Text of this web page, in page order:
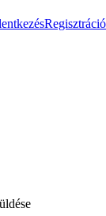
Regisztráció